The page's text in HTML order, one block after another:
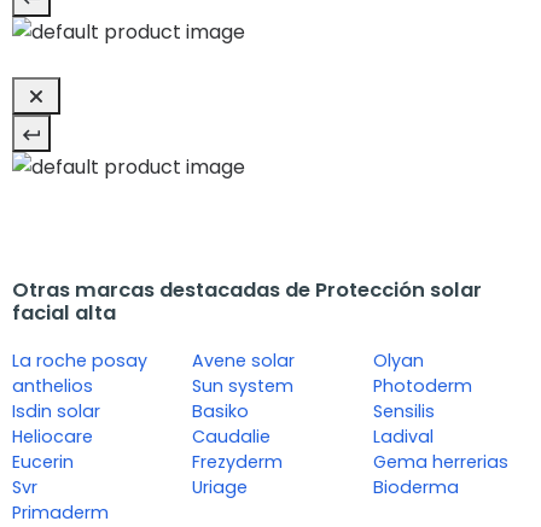
Otras marcas destacadas de Protección solar
facial alta
La roche posay
anthelios
Isdin solar
Heliocare
Eucerin
Svr
Primaderm
Avene solar
Sun system
Basiko
Caudalie
Frezyderm
Uriage
Olyan
Photoderm
Sensilis
Ladival
Gema herrerias
Bioderma